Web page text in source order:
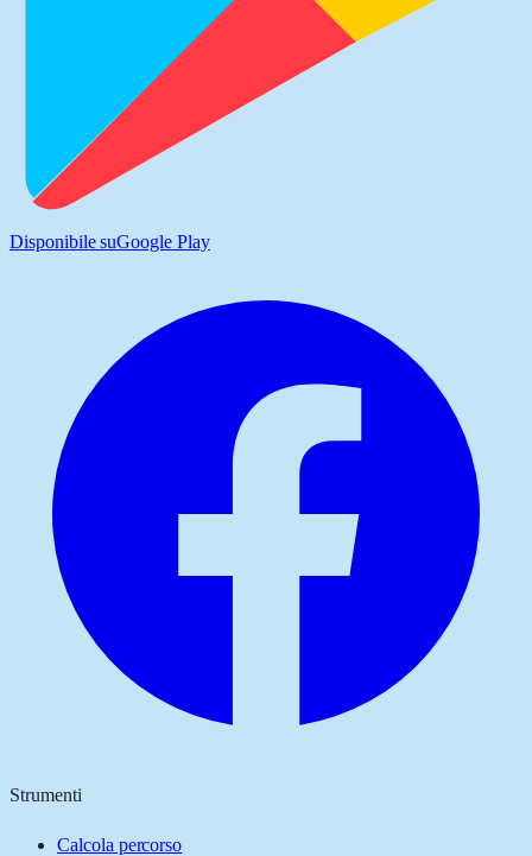
Disponibile suGoogle Play
Strumenti
Calcola percorso